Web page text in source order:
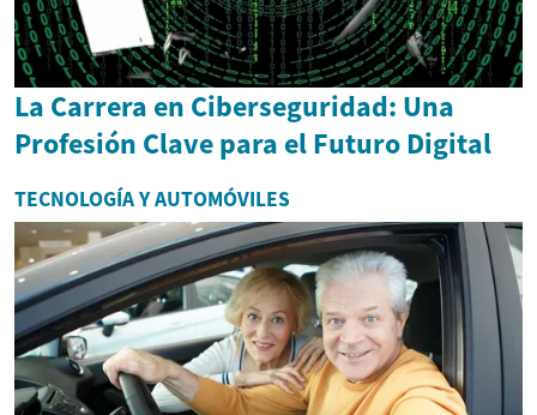
La Carrera en Ciberseguridad: Una
Profesión Clave para el Futuro Digital
TECNOLOGÍA Y AUTOMÓVILES